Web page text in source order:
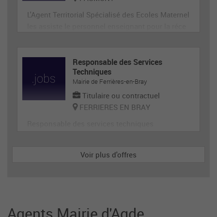
L'Agent Territorial Spécialisé des Ecoles Maternel
ux et le matériel servant directement aux enfant
s. En tant que membre de la communauté éduca
tive, il p
Responsable des Services
Techniques
Mairie de Ferrières-en-Bray
Titulaire ou contractuel
FERRIERES EN BRAY
Voir plus d'offres